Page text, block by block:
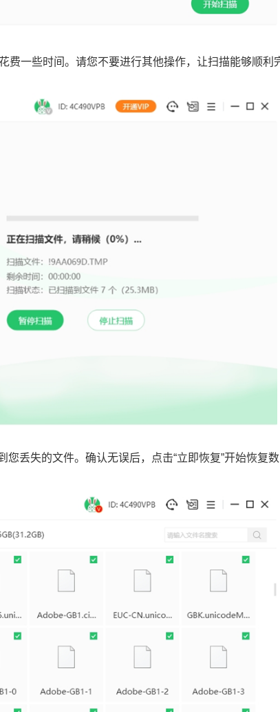
费一些时间。请您不要进行其他操作，让扫描能够顺利
丢失的文件。确认无误后，点击“立即恢复”开始恢复数